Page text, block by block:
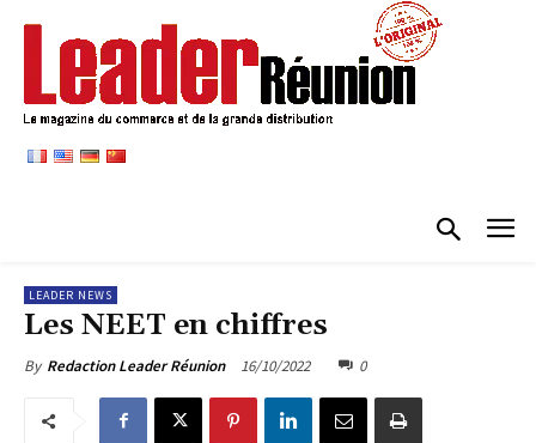
LEADER NEWS
Les NEET en chiffres
By Redaction Leader Réunion 16/10/2022 0